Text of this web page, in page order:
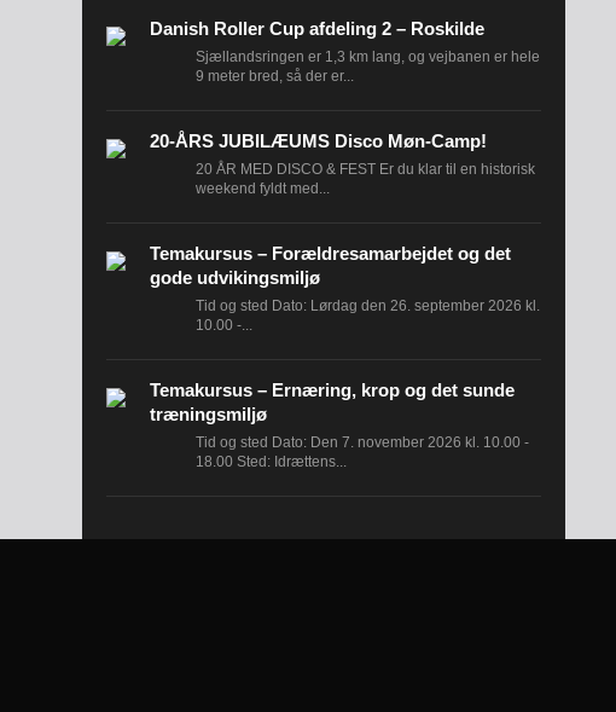
Danish Roller Cup afdeling 2 – Roskilde
Sjællandsringen er 1,3 km lang, og vejbanen er hele
9 meter bred, så der er...
20-ÅRS JUBILÆUMS Disco Møn-Camp!
20 ÅR MED DISCO & FEST Er du klar til en historisk
weekend fyldt med...
Temakursus – Forældresamarbejdet og det
gode udvikingsmiljø
Tid og sted Dato: Lørdag den 26. september 2026 kl.
10.00 -...
Temakursus – Ernæring, krop og det sunde
træningsmiljø
Tid og sted Dato: Den 7. november 2026 kl. 10.00 -
18.00 Sted: Idrættens...